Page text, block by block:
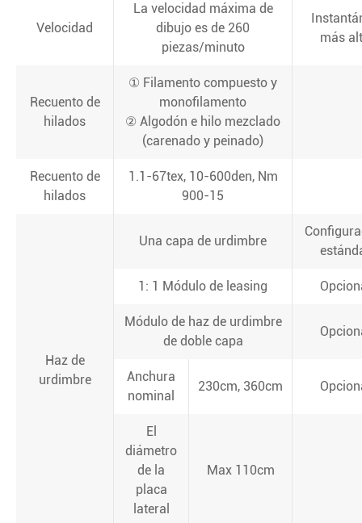
Velocidad
La velocidad máxima de
dibujo es de 260
piezas/minuto
más
Recuento de
hilados
① Filamento compuesto y
monofilamento
② Algodón e hilo mezclado
(carenado y peinado)
Recuento de
hilados
1.1-67tex, 10-600den, Nm
900-15
Haz de
urdimbre
Una capa de urdimbre
1: 1 Módulo de leasing
Módulo de haz de urdimbre
de doble capa
Anchura
nominal
230cm, 360cm
El
diámetro
de la
placa
lateral
Max 110cm